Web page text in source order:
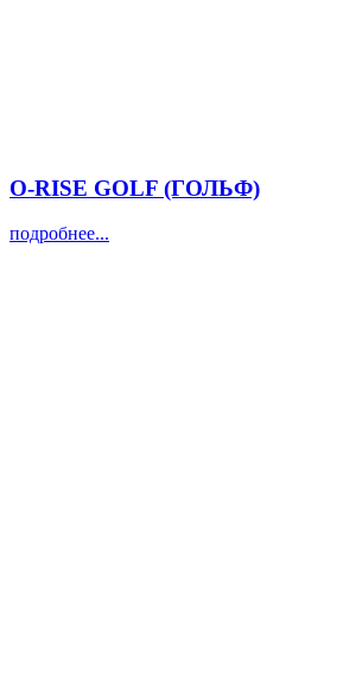
O-RISE GOLF (ГОЛЬФ)
подробнее...